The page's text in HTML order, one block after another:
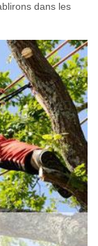
dans les